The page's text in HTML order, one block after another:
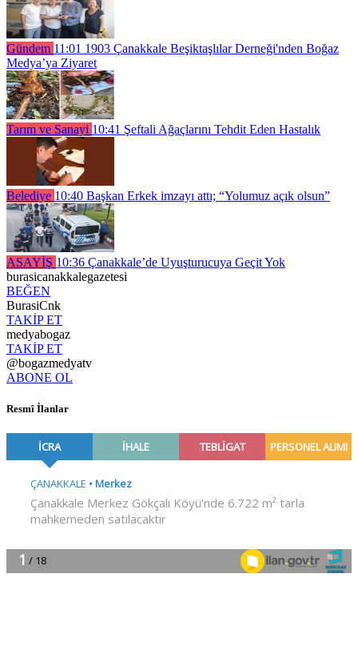
Gündem 11:01 1903 Çanakkale Beşiktaşlılar Derneği'nden Boğaz
Medya’ya Ziyaret
Tarım ve Sanayi 10:41 Şeftali Ağaçlarını Tehdit Eden Hastalık
Belediye 10:40 Başkan Erkek imzayı attı; “Yolumuz açık olsun”
ASAYİŞ 10:36 Çanakkale’de Uyuşturucuya Geçit Yok
burasicanakkalegazetesi
BEĞEN
BurasiCnk
TAKİP ET
medyabogaz
TAKİP ET
@bogazmedyatv
ABONE OL
Resmî İlanlar